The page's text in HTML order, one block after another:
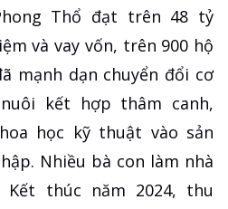
Thổ đạt trên 48 tỷ
và vay vốn, trên 900 hộ
mạnh dạn chuyển đổi cơ
kết hợp thâm canh,
học kỹ thuật vào sản
Nhiều bà con làm nhà
Kết thúc năm 2024, thu